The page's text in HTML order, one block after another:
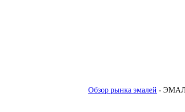
Обзор рынка эмалей -